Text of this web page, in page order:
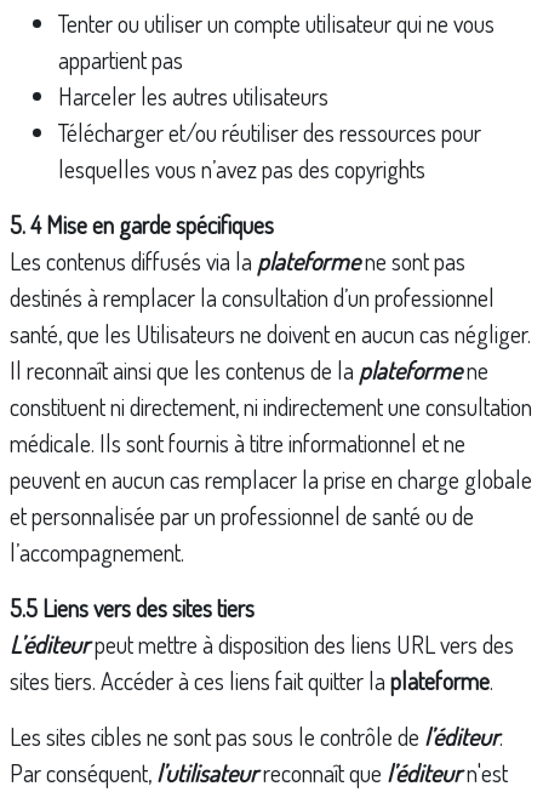
Tenter ou utiliser un compte utilisateur qui ne vous
appartient pas
Harceler les autres utilisateurs
Télécharger et/ou réutiliser des ressources pour
lesquelles vous n’avez pas des copyrights
5. 4 Mise en garde spécifiques
Les contenus diffusés via la plateformene sont pas
destinés à remplacer la consultation d’un professionnel
santé, que les Utilisateurs ne doivent en aucun cas négliger.
Il reconnaît ainsi que les contenus de la plateformene
constituent ni directement, ni indirectement une consultation
médicale. Ils sont fournis à titre informationnel et ne
peuvent en aucun cas remplacer la prise en charge globale
et personnalisée par un professionnel de santé ou de
l’accompagnement.
5.5 Liens vers des sites tiers
L’éditeurpeut mettre à disposition des liens URL vers des
sites tiers. Accéder à ces liens fait quitter laplateforme.
Les sites cibles ne sont pas sous le contrôle de l’éditeur.
Par conséquent,l’utilisateurreconnaît que l’éditeurn'est